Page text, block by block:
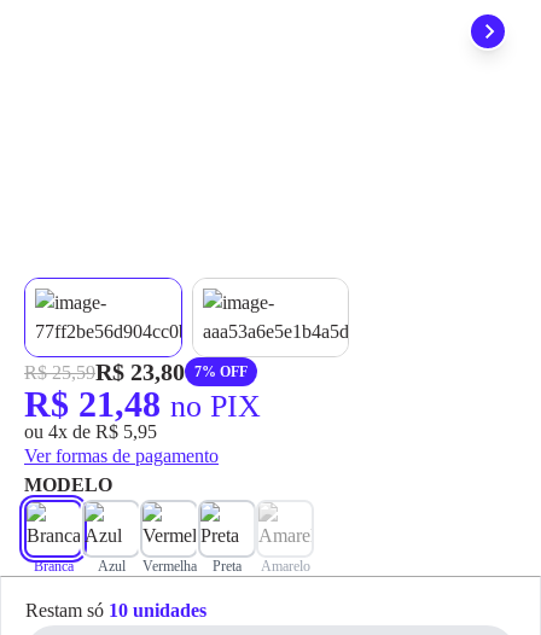
R$ 25,59R$ 23,80 7% OFF
R$ 21,48 no PIX
ou 4x de R$ 5,95
Ver formas de pagamento
pagamento
MODELO
Branca Azul Vermelha Preta Amarelo
Restam só 10 unidades